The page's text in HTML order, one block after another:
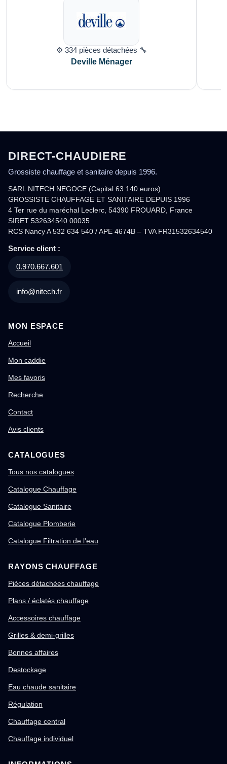
⚙️ 334 pièces détachées 🔧
Deville Ménager
DIRECT-CHAUDIERE
Grossiste chauffage et sanitaire depuis 1996.
SARL NITECH NEGOCE (Capital 63 140 euros)
GROSSISTE CHAUFFAGE ET SANITAIRE DEPUIS 1996
4 Ter rue du maréchal Leclerc, 54390 FROUARD, France
SIRET 532634540 00035
RCS Nancy A 532 634 540 / APE 4674B – TVA FR31532634540
Service client :
0.970.667.601
info@nitech.fr
MON ESPACE
Accueil
Mon caddie
Mes favoris
Recherche
Contact
Avis clients
CATALOGUES
Tous nos catalogues
Catalogue Chauffage
Catalogue Sanitaire
Catalogue Plomberie
Catalogue Filtration de l'eau
RAYONS CHAUFFAGE
Pièces détachées chauffage
Plans / éclatés chauffage
Accessoires chauffage
Grilles & demi-grilles
Bonnes affaires
Destockage
Eau chaude sanitaire
Régulation
Chauffage central
Chauffage individuel